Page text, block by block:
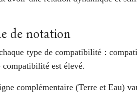
de notation
type de compatibilité :
compatibilité est élevé.
complémentaire (Terre et Eau)